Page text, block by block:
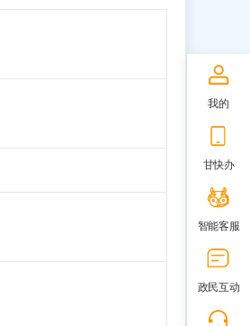
我的
甘快办
智能客服
政民互动